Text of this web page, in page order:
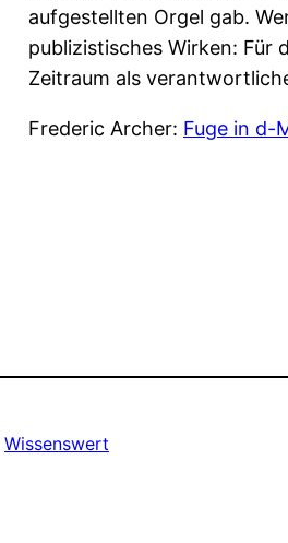
aufgestellten Orgel gab.
publizistisches Wirken: Für
Zeitraum als
Frederic Archer: Fuge in d-
Wissenswert